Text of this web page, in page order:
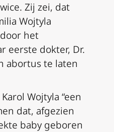
Zij zei, dat
Wojtyla
het
eerste dokter, Dr.
abortus te laten
Wojtyla “een
dat, afgezien
baby geboren